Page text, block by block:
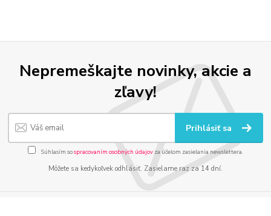
Nepremeškajte novinky, akcie a
zľavy!
Prihlásiť sa
Súhlasím sospracovaním osobných údajov za účelom zasielania newslettera.
Môžete sa kedykoľvek odhlásiť. Zasielame raz za 14 dní.